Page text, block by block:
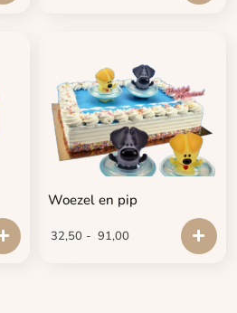
Woezel en pip
32,50 - 91,00